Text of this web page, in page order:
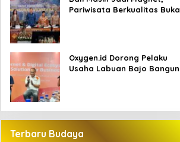
Pariwisata Berkualitas Buka
Oxygen.id Dorong Pelaku
Usaha Labuan Bajo Bangun
Terbaru Budaya